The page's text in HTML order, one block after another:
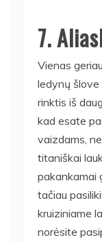
7.
Vienas
ledynų šlove
rinktis iš
kad esate
vaizdams,
titaniškai
pakankamai
tačiau
kruiziniame
norėsite